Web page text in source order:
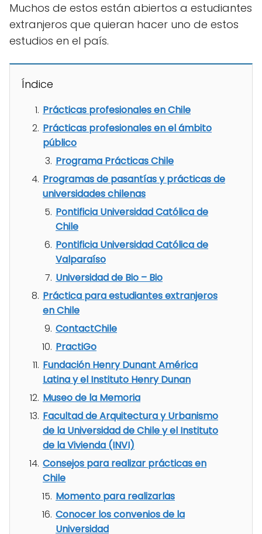
Muchos de estos están abiertos a estudiantes
extranjeros que quieran hacer uno de estos
estudios en el país.
Índice
Prácticas profesionales en Chile
Prácticas profesionales en el ámbito
público
Programa Prácticas Chile
Programas de pasantías y prácticas de
universidades chilenas
Pontificia Universidad Católica de
Chile
Pontificia Universidad Católica de
Valparaíso
Universidad de Bio – Bio
Práctica para estudiantes extranjeros
en Chile
ContactChile
PractiGo
Fundación Henry Dunant América
Latina y el Instituto Henry Dunan
Museo de la Memoria
Facultad de Arquitectura y Urbanismo
de la Universidad de Chile y el Instituto
de la Vivienda (INVI)
Consejos para realizar prácticas en
Chile
Momento para realizarlas
Conocer los convenios de la
Universidad